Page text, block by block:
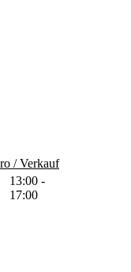
/ Verkauf
13:00 -
17:00